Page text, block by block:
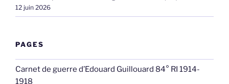
12 juin 2026
PAGES
Carnet de guerre d’Edouard Guillouard 84° RI 1914-
1918